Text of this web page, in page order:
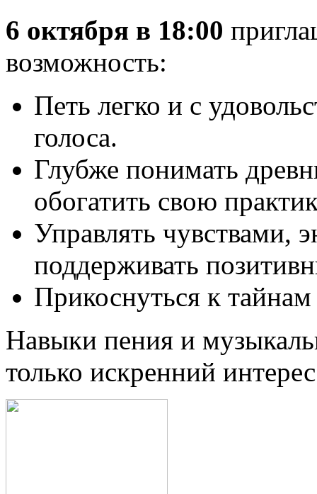
6 октября в 18:00
возможность:
Петь легко и с
голоса.
Глубже понимать
обогатить свою
Управлять чувствами,
поддерживать
Прикоснуться к
Навыки пения и
только искренний